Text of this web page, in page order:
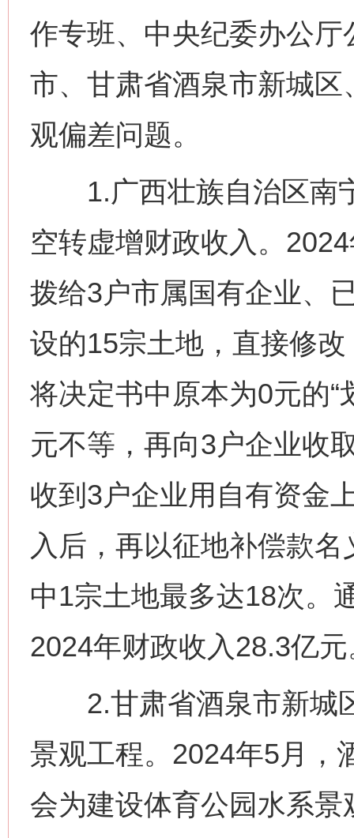
作专班、中央纪委办公
市、甘肃省酒泉市新城
观偏差问题。
1.广西壮族自治区南
空转虚增财政收入。
拨给3户市属国有企业、
设的15宗土地，直接修
将决定书中原本为0元的“
元不等，再向3户企业收
收到3户企业用自有资金
入后，再以征地补偿款
中1宗土地最多达18次。
2024年财政收入28.3亿
2.甘肃省酒泉市新城
景观工程。2024年5月，
会为建设体育公园水系